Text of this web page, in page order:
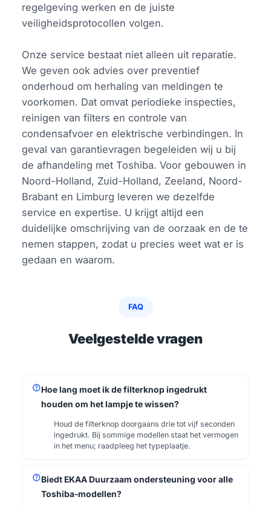
regelgeving werken en de juiste
veiligheidsprotocollen volgen.
Onze service bestaat niet alleen uit reparatie.
We geven ook advies over preventief
onderhoud om herhaling van meldingen te
voorkomen. Dat omvat periodieke inspecties,
reinigen van filters en controle van
condensafvoer en elektrische verbindingen. In
geval van garantievragen begeleiden wij u bij
de afhandeling met Toshiba. Voor gebouwen in
Noord-Holland, Zuid-Holland, Zeeland, Noord-
Brabant en Limburg leveren we dezelfde
service en expertise. U krijgt altijd een
duidelijke omschrijving van de oorzaak en de te
nemen stappen, zodat u precies weet wat er is
gedaan en waarom.
FAQ
Veelgestelde vragen
helpHoe lang moet ik de filterknop ingedrukt
houden om het lampje te wissen?
Houd de filterknop doorgaans drie tot vijf seconden
ingedrukt. Bij sommige modellen staat het vermogen
in het menu; raadpleeg het typeplaatje.
helpBiedt EKAA Duurzaam ondersteuning voor alle
Toshiba-modellen?